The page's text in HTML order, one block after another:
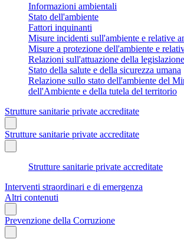
Informazioni ambientali
Stato dell'ambiente
Fattori inquinanti
Misure incidenti sull'ambiente e relative
Misure a protezione dell'ambiente e
Relazioni sull'attuazione della legislazione
Stato della salute e della sicurezza umana
Relazione sullo stato dell'ambiente del
dell'Ambiente e della tutela del territorio
Strutture sanitarie private accreditate
Strutture sanitarie private accreditate
Strutture sanitarie private accreditate
Interventi straordinari e di emergenza
Altri contenuti
Prevenzione della Corruzione